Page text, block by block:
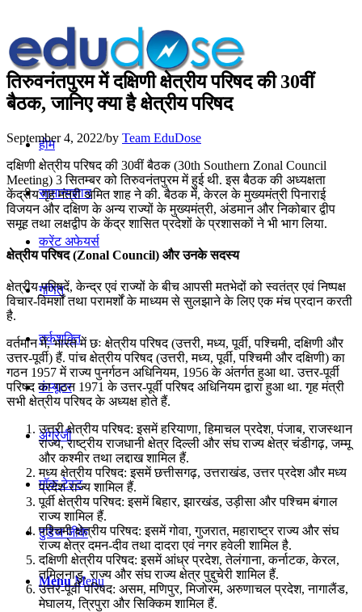
होम
सामान्यज्ञान
करेंट अफेयर्स
गणित
तर्कशक्ति
कंप्यूटर
अंग्रेजी
मॉक टेस्ट
टुडेज जीके
Menu Menu
तिरुवनंतपुरम में दक्षिणी क्षेत्रीय परिषद की 30वीं
बैठक, जानिए क्या है क्षेत्रीय परिषद
September 4, 2022/by Team EduDose
दक्षिणी क्षेत्रीय परिषद की 30वीं बैठक (30th Southern Zonal Council
Meeting) 3 सितम्बर को तिरुवनंतपुरम में हुई थी. इस बैठक की अध्यक्षता
केंद्रीय गृह मंत्री अमित शाह ने की. बैठक में, केरल के मुख्यमंत्री पिनाराई
विजयन और दक्षिण के अन्य राज्यों के मुख्यमंत्री, अंडमान और निकोबार द्वीप
समूह तथा लक्षद्वीप के केंद्र शासित प्रदेशों के प्रशासकों ने भी भाग लिया.
क्षेत्रीय परिषद (Zonal Council) और उनके सदस्य
क्षेत्रीय परिषदें, केन्द्र एवं राज्यों के बीच आपसी मतभेदों को स्वतंत्र एवं निष्पक्ष
विचार-विमर्शों तथा परामर्शों के माध्यम से सुलझाने के लिए एक मंच प्रदान करती
है.
वर्तमान में, भारत में छः क्षेत्रीय परिषद (उत्तरी, मध्य, पूर्वी, पश्चिमी, दक्षिणी और
उत्तर-पूर्वी) हैं. पांच क्षेत्रीय परिषद (उत्तरी, मध्य, पूर्वी, पश्चिमी और दक्षिणी) का
गठन 1957 में राज्य पुनर्गठन अधिनियम, 1956 के अंतर्गत हुआ था. उत्तर-पूर्वी
परिषद का गठन 1971 के उत्तर-पूर्वी परिषद अधिनियम द्वारा हुआ था. गृह मंत्री
सभी क्षेत्रीय परिषद के अध्यक्ष होते हैं.
उत्तरी क्षेत्रीय परिषद: इसमें हरियाणा, हिमाचल प्रदेश, पंजाब, राजस्थान
राज्य, राष्ट्रीय राजधानी क्षेत्र दिल्ली और संघ राज्य क्षेत्र चंडीगढ़, जम्मू
और कश्मीर तथा लद्दाख शामिल हैं.
मध्य क्षेत्रीय परिषद: इसमें छत्तीसगढ़, उत्तराखंड, उत्तर प्रदेश और मध्य
प्रदेश राज्य शामिल हैं.
पूर्वी क्षेत्रीय परिषद: इसमें बिहार, झारखंड, उड़ीसा और पश्चिम बंगाल
राज्य शामिल हैं.
पश्चिमी क्षेत्रीय परिषद: इसमें गोवा, गुजरात, महाराष्ट्र राज्य और संघ
राज्य क्षेत्र दमन-दीव तथा दादरा एवं नगर हवेली शामिल है.
दक्षिणी क्षेत्रीय परिषद: इसमें आंध्र प्रदेश, तेलंगाना, कर्नाटक, केरल,
तमिलनाडु, राज्य और संघ राज्य क्षेत्र पुद्दुचेरी शामिल हैं.
उत्तर-पूर्वी परिषद: असम, मणिपुर, मिजोरम, अरुणाचल प्रदेश, नागालैंड,
मेघालय, त्रिपुरा और सिक्किम शामिल हैं.